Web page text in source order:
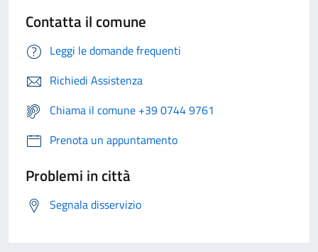
Contatta il comune
Leggi le domande frequenti
Richiedi Assistenza
Chiama il comune +39 0744 9761
Prenota un appuntamento
Problemi in città
Segnala disservizio